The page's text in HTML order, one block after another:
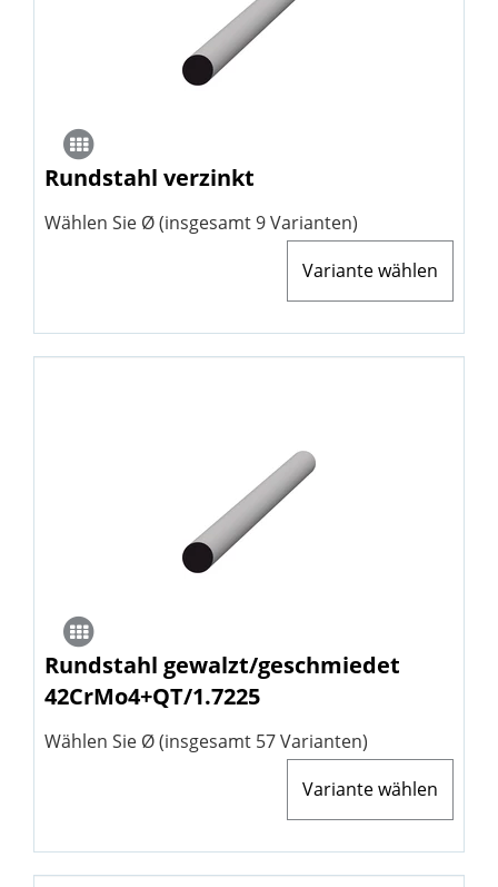
Rundstahl verzinkt
Wählen Sie Ø (insgesamt 9 Varianten)
Variante wählen
Rundstahl gewalzt/geschmiedet
42CrMo4+QT/1.7225
Wählen Sie Ø (insgesamt 57 Varianten)
Variante wählen